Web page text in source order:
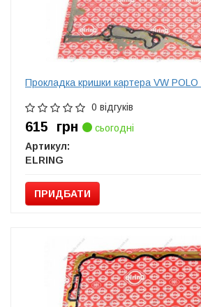
Прокладка кришки картера VW
0 відгуків
615 грн
сьогодні
Артикул:
ELRING
ПРИДБАТИ